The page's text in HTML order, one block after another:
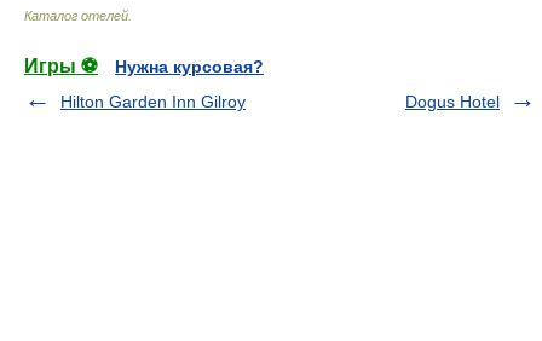
Каталог отелей
Игры ⚽
Нужна курсовая?
Hilton Garden Inn Gilroy
Dogus Hotel